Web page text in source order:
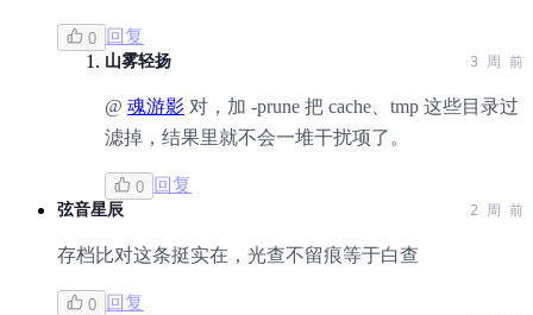
0 回复
山雾轻扬 3 周 前
@ 魂游影 对，加 -prune 把 cache、tmp 这些目录过
滤掉，结果里就不会一堆干扰项了。
0 回复
弦音星辰 2 周 前
存档比对这条挺实在，光查不留痕等于白查
0 回复